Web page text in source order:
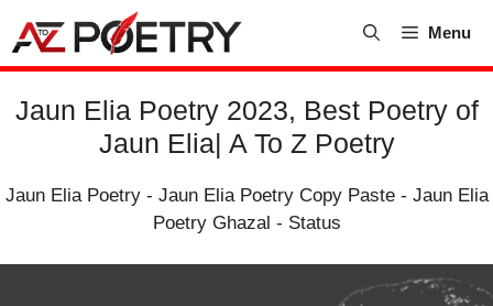
content
Menu
Jaun Elia Poetry 2023, Best Poetry of
Jaun Elia| A To Z Poetry
Jaun Elia Poetry- Jaun Elia Poetry Copy Paste- Jaun Elia
Poetry Ghazal - Status